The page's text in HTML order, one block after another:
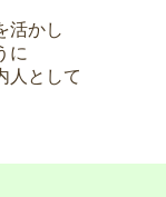
活かし
に
人として